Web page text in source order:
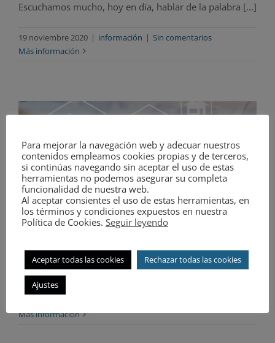
Escuchamos mucho, hoy en día, hablar de la palabra [...]
19 noviembre 2020 | información | Sin comentarios
Más información
Viviendas tipo VPO, VPA y VPC, te explicamos las
No cabe duda de que la compra de una [...]
Más información
Para mejorar la navegación web y adecuar nuestros
contenidos empleamos cookies propias y de terceros,
si continúas navegando sin aceptar el uso de estas
herramientas no podemos asegurar su completa
funcionalidad de nuestra web.
Al aceptar consientes el uso de estas herramientas, en
los términos y condiciones expuestos en nuestra
Política de Cookies. Seguir leyendo
Aceptar todas las cookies Rechazar todas las cookies
Ajustes